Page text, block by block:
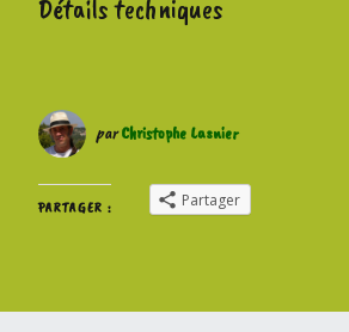
Détails techniques
parChristophe Lasnier
PARTAGER : Partager